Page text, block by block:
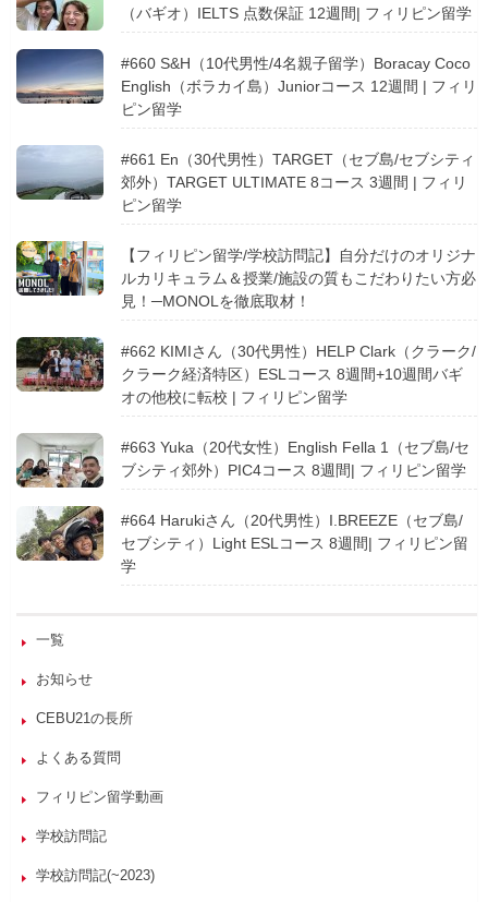
（バギオ）IELTS 点数保証 12週間| フィリピン留学
#660 S&H（10代男性/4名親子留学）Boracay Coco
English（ボラカイ島）Juniorコース 12週間 | フィリ
ピン留学
#661 En（30代男性）TARGET（セブ島/セブシティ
郊外）TARGET ULTIMATE 8コース 3週間 | フィリ
ピン留学
【フィリピン留学/学校訪問記】自分だけのオリジナ
ルカリキュラム＆授業/施設の質もこだわりたい方必
見！─MONOLを徹底取材！
#662 KIMIさん（30代男性）HELP Clark（クラーク/
クラーク経済特区）ESLコース 8週間+10週間バギ
オの他校に転校 | フィリピン留学
#663 Yuka（20代女性）English Fella 1（セブ島/セ
ブシティ郊外）PIC4コース 8週間| フィリピン留学
#664 Harukiさん（20代男性）I.BREEZE（セブ島/
セブシティ）Light ESLコース 8週間| フィリピン留
学
一覧
お知らせ
CEBU21の長所
よくある質問
フィリピン留学動画
学校訪問記
学校訪問記(~2023)